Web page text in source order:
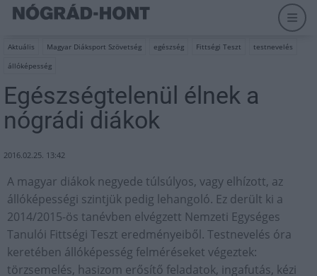
Aktuális Magyar Diáksport Szövetség egészség Fittségi Teszt
testnevelés
állóképesség
Egészségtelenül élnek a
nógrádi diákok
2016.02.25. 13:42
A magyar diákok negyede túlsúlyos, vagy elhízott, az
állóképességi szintjük pedig lehangoló. Ez derült ki a
2014/2015-ös tanévben elvégzett Nemzeti Egységes
Tanulói Fittségi Teszt eredményeiből. Testnevelés óra
keretében állóképesség felméréseket végeztek:
törzsemelés, hasizom erősítő feladatok, ingafutás, kézi